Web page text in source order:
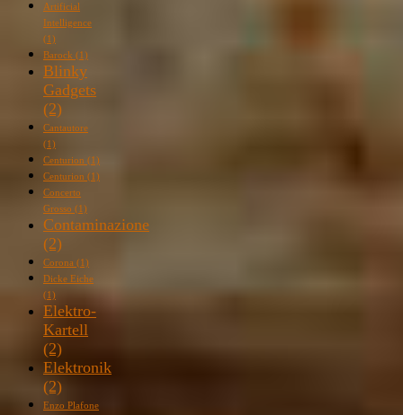
Artificial
Intelligence
(1)
Barock (1)
Blinky
Gadgets
(2)
Cantautore
(1)
Centurion (1)
Centurion (1)
Concerto
Grosso (1)
Contaminazione
(2)
Corona (1)
Dicke Eiche
(1)
Elektro-
Kartell
(2)
Elektronik
(2)
Enzo Plafone